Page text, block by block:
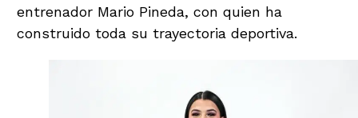
entrenador Mario Pineda, con quien ha
construido toda su trayectoria deportiva.